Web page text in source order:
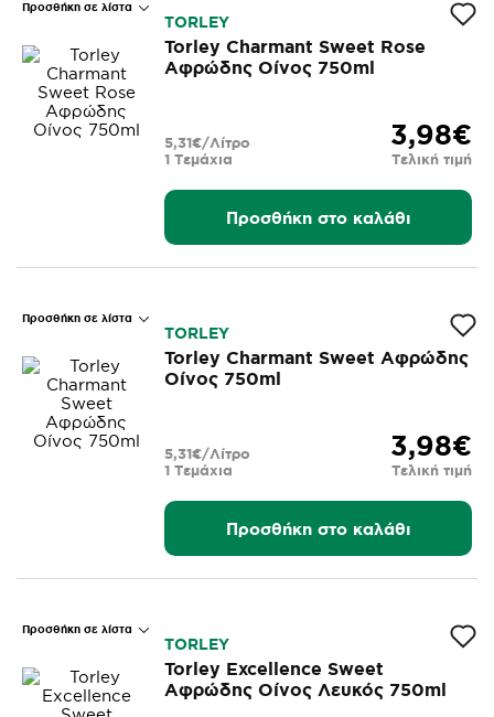
Προσθήκη σε λίστα
TORLEY
Torley Charmant Sweet Rose
Αφρώδης Οίνος 750ml
3,98€
Τελική τιμή
1 Τεμάχια
5,31€/Λίτρο
Προσθήκη στο καλάθι
Προσθήκη σε λίστα
TORLEY
Torley Charmant Sweet Αφρώδης
Οίνος 750ml
3,98€
Τελική τιμή
1 Τεμάχια
5,31€/Λίτρο
Προσθήκη στο καλάθι
Προσθήκη σε λίστα
TORLEY
Torley Excellence Sweet
Αφρώδης Οίνος Λευκός 750ml